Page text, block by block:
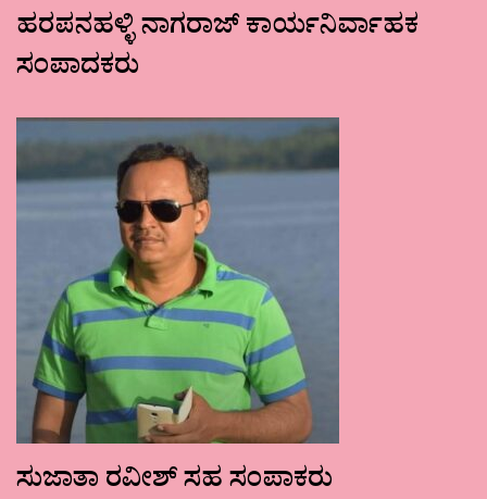
ಹರಪನಹಳ್ಳಿ ನಾಗರಾಜ್ ಕಾರ್ಯನಿರ್ವಾಹಕ
ಸಂಪಾದಕರು
ಸುಜಾತಾ ರವೀಶ್ ಸಹ ಸಂಪಾಕರು